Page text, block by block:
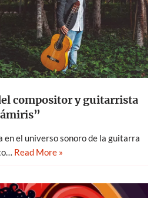
compositor y guitarrista
en el universo sonoro de la guitarra
Read More »